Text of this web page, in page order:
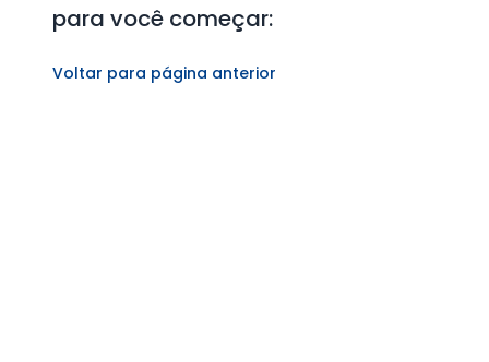
para você começar:
Voltar para página anterior